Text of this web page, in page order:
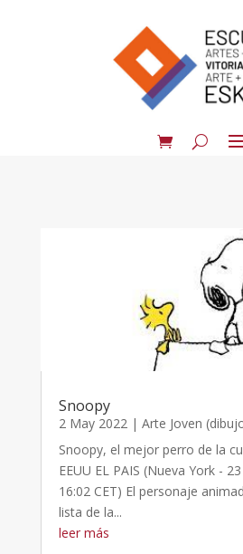
Snoopy
2 May 2022| Arte Joven
Snoopy, el mejor perro de la
EEUU EL PAIS (Nueva York -
16:02 CET) El personaje
lista de la...
leer más